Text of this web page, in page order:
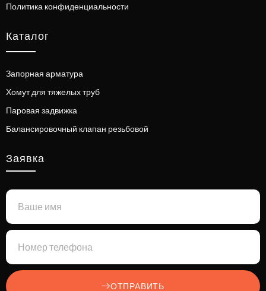
Политика конфиденциальности
Каталог
Запорная арматура
Хомут для тяжелых труб
Паровая задвижка
Балансировочный клапан резьбовой
Заявка
ОТПРАВИТЬ